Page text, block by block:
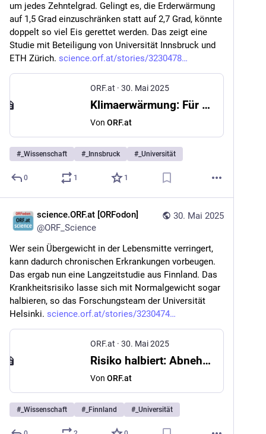
um jedes Zehntelgrad. Gelingt es, die Erderwärmung
auf 1,5 Grad einzuschränken statt auf 2,7 Grad, könnte
doppelt so viel Eis gerettet werden. Das zeigt eine
Studie mit Beteiligung von Universität Innsbruck und
ETH Zürich. science.orf.at/stories/3230478
ORF.at · 30. Mai 2025
Klimaerwärmung: Für Gletscher zählt jedes Zehntelgrad
Von ORF.at
# _Wissenschaft # _Innsbruck # _Universität
0 1 1
30. Mai 2025
science.ORF.at [ORFodon]
@ORF_Science
Wer sein Übergewicht in der Lebensmitte verringert,
kann dadurch chronischen Erkrankungen vorbeugen.
Das ergab nun eine Langzeitstudie aus Finnland. Das
Krankheitsrisiko lasse sich mit Normalgewicht sogar
halbieren, so das Forschungsteam der Universität
Helsinki. science.orf.at/stories/3230474
ORF.at · 30. Mai 2025
Risiko halbiert: Abnehmen in Lebensmitte schützt vor Krankheiten
Von ORF.at
# _Wissenschaft # _Finnland # _Universität